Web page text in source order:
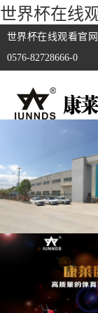
世界杯在线
世界杯在线观看官
0576-82728666-0